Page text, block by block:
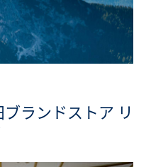
ランドストア リ